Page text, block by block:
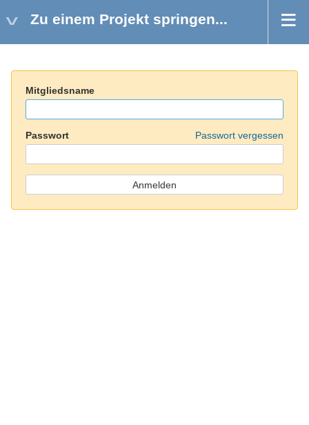
Zu einem Projekt springen...
Mitgliedsname
Passwort Passwort vergessen